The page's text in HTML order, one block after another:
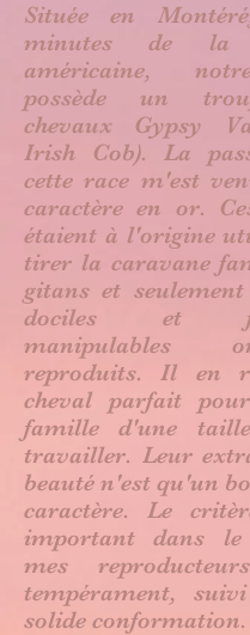
Située en
minutes de la
américaine,
possède un
chevaux Gypsy
Irish Cob). La
cette race m'est
caractère en or.
étaient à l'origine
tirer la caravane
gitans et
dociles et
manipulables
reproduits. Il en
cheval parfait
famille d'une
travailler. Leur
beauté n'est qu'un
caractère. Le
important dans
mes
tempérament,
solide conformation.